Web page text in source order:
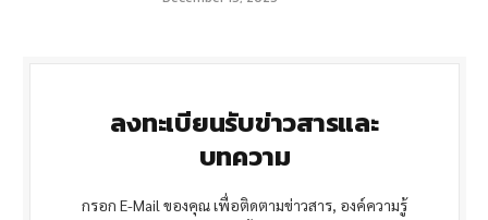
ลงทะเบียนรับข่าวสารและ
บทความ
กรอก E-Mail ของคุณ เพื่อติดตามข่าวสาร, องค์ความรู้